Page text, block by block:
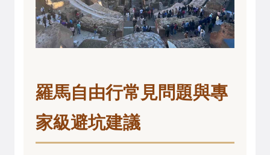
羅馬自由行常見問題與專
家級避坑建議